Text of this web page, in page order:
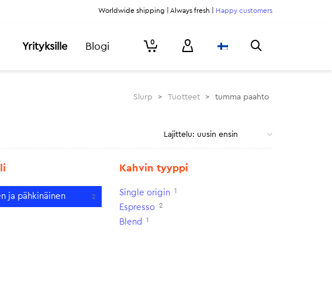
Worldwide shipping | Always fresh | Happy customers
Yrityksille Blogi 0
Slurp > Tuotteet > tumma paahto
ja pähkinäinen 2
Kahvin tyyppi
Single origin 1
Espresso 2
Blend 1